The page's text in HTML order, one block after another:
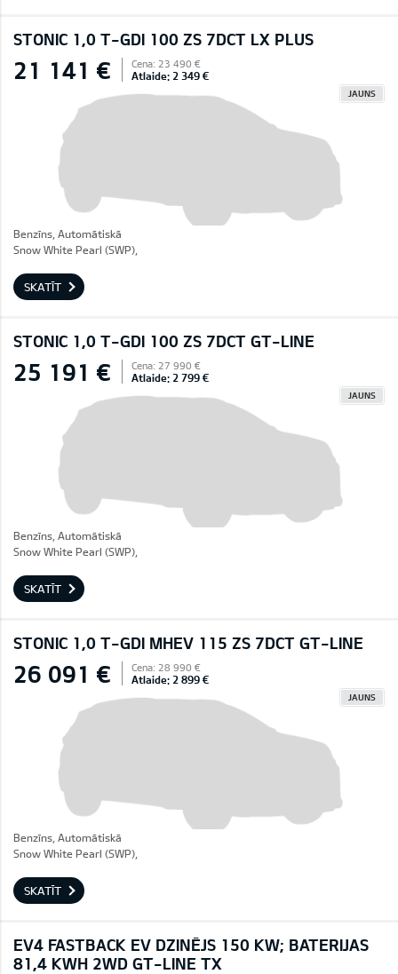
STONIC 1,0 T-GDI 100 ZS 7DCT LX PLUS
21 141 € Cena: 23 490 €
Atlaide: 2 349 €
JAUNS
Benzīns, Automātiskā
Snow White Pearl (SWP),
SKATĪT
STONIC 1,0 T-GDI 100 ZS 7DCT GT-LINE
25 191 € Cena: 27 990 €
Atlaide: 2 799 €
JAUNS
Benzīns, Automātiskā
Snow White Pearl (SWP),
SKATĪT
STONIC 1,0 T-GDI MHEV 115 ZS 7DCT GT-LINE
26 091 € Cena: 28 990 €
Atlaide: 2 899 €
JAUNS
Benzīns, Automātiskā
Snow White Pearl (SWP),
SKATĪT
EV4 FASTBACK EV DZINĒJS 150 KW; BATERIJAS
81,4 KWH 2WD GT-LINE TX